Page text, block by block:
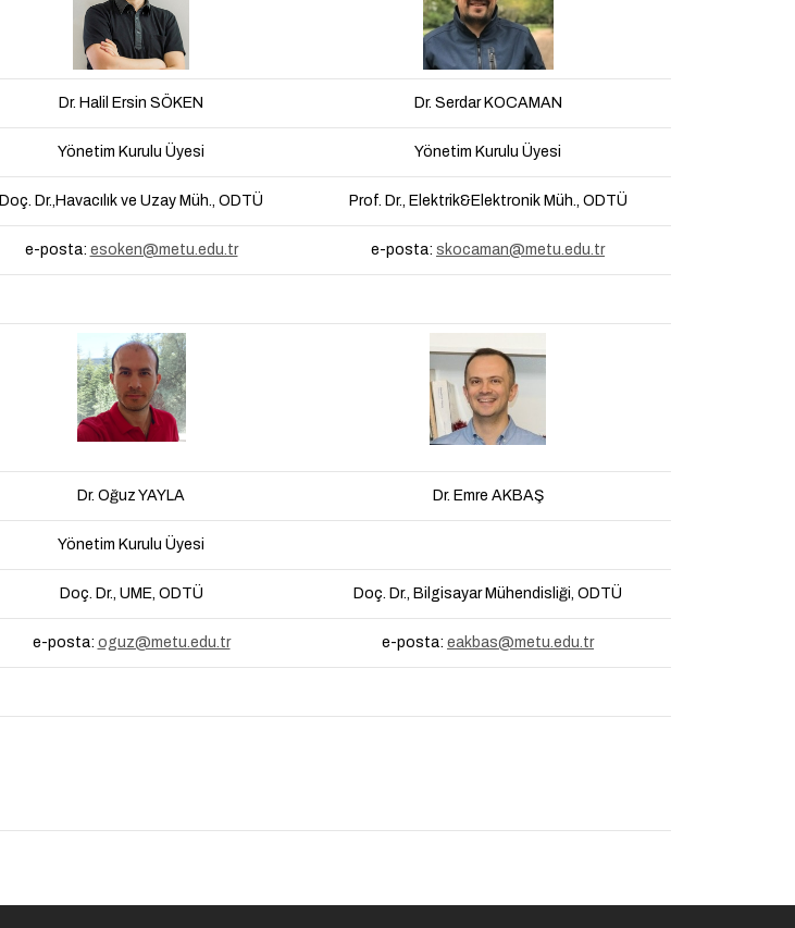
Dr. Halil Ersin SÖKEN Dr. Serdar KOCAMAN
Yönetim Kurulu Üyesi Yönetim Kurulu Üyesi
Doç. Dr.,Havacılık ve Uzay Müh., ODTÜ Prof. Dr., Elektrik&Elektronik Müh., ODTÜ
e-posta: esoken@metu.edu.tr e-posta: skocaman@metu.edu.tr
Dr. Oğuz YAYLA Dr. Emre AKBAŞ
Yönetim Kurulu Üyesi
Doç. Dr., UME, ODTÜ Doç. Dr., Bilgisayar Mühendisliği, ODTÜ
e-posta: oguz@metu.edu.tr e-posta: eakbas@metu.edu.tr